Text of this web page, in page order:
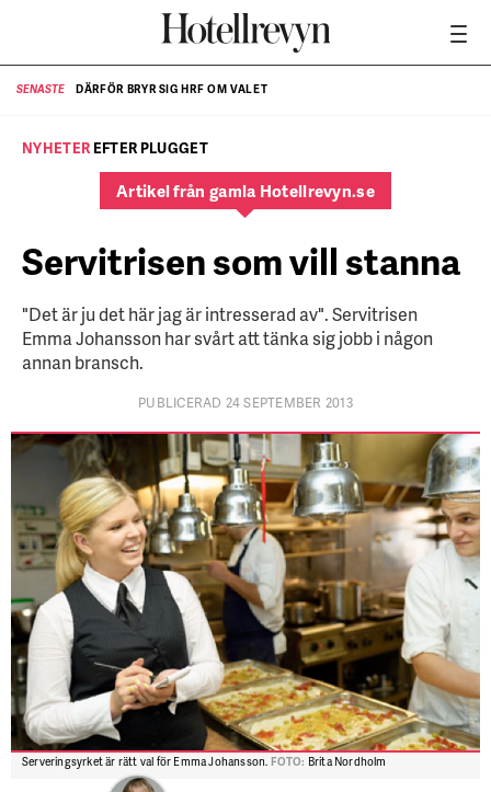
SENASTE DÄRFÖR BRYR SIG HRF OM VALET
NYHETER EFTER PLUGGET
Artikel från gamla Hotellrevyn.se
Servitrisen som vill stanna
"Det är ju det här jag är intresserad av". Servitrisen
Emma Johansson har svårt att tänka sig jobb i någon
annan bransch.
PUBLICERAD 24 SEPTEMBER 2013
Serveringsyrket är rätt val för Emma Johansson. FOTO: Brita Nordholm